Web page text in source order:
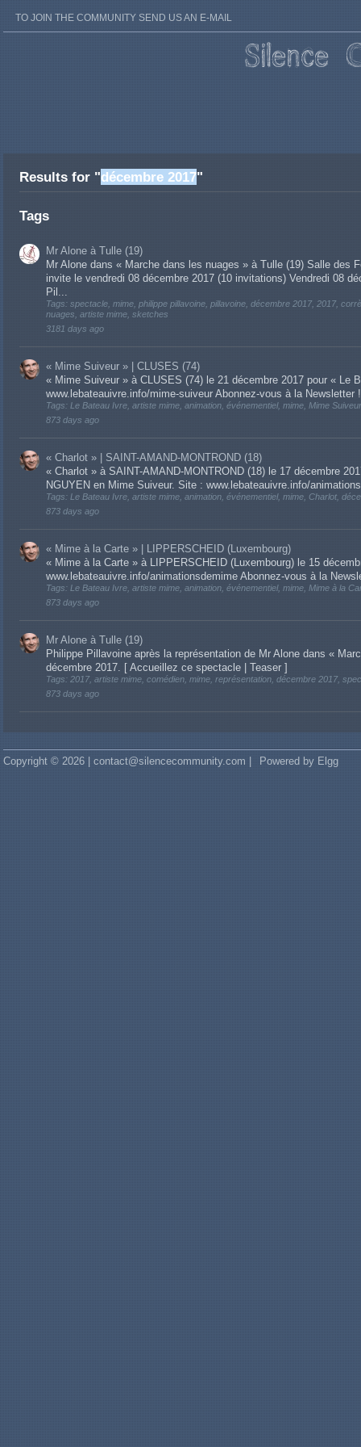
TO JOIN THE COMMUNITY SEND US AN E-MAIL
Results for "décembre 2017"
Tags
Mr Alone à Tulle (19)
Mr Alone dans « Marche dans les nuages » à Tulle (19) Salle des
invite le vendredi 08 décembre 2017 (10 invitations) Vendredi 08
Pil...
Tags: spectacle, mime, philippe pillavoine, pillavoine, décembre 2017, 2017,
nuages, artiste mime, sketches
3181 days ago
« Mime Suiveur » | CLUSES (74)
« Mime Suiveur » à CLUSES (74) le 21 décembre 2017 pour « Le
www.lebateauivre.info/mime-suiveur Abonnez-vous à la Newsletter !
Tags: Le Bateau Ivre, artiste mime, animation, événementiel, mime, Mime
873 days ago
« Charlot » | SAINT-AMAND-MONTROND (18)
« Charlot » à SAINT-AMAND-MONTROND (18) le 17 décembre
NGUYEN en Mime Suiveur. Site : www.lebateauivre.info/
Tags: Le Bateau Ivre, artiste mime, animation, événementiel, mime, Charlot,
873 days ago
« Mime à la Carte » | LIPPERSCHEID (Luxembourg)
« Mime à la Carte » à LIPPERSCHEID (Luxembourg) le 15
www.lebateauivre.info/animationsdemime Abonnez-vous à la
Tags: Le Bateau Ivre, artiste mime, animation, événementiel, mime, Mime à la
873 days ago
Mr Alone à Tulle (19)
Philippe Pillavoine après la représentation de Mr Alone dans «
décembre 2017. [ Accueillez ce spectacle | Teaser ]
Tags: 2017, artiste mime, comédien, mime, représentation, décembre 2017,
873 days ago
Copyright © 2026 | contact@silencecommunity.com | Powered by Elgg